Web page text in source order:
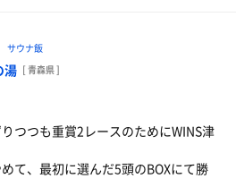
強セット
がハンパないって
まだふくらはぎが不安な時がある
かトラウマか…。
なりませんな。何事も。
ルタイルではなく、それを見上げる
、何という思い上がりだったのか。
と、そしてやんわりと過ぎていく時
ところで下茹でからの水通しでサ室
か湿度が欲しいところですが、ここ
ることにしよう🔥
そうなタイミングでサ室を出てこぢ
ん)‼️オーバーフローも相まってキモ
話しして、ちょっと月曜日であるこ
ました😁
アウフグース🌿)
サウナ飯
湯 [ 青森県 ]
つつも重賞2レースのためにWINS津
て、最初に選んだ5頭のBOXにて勝